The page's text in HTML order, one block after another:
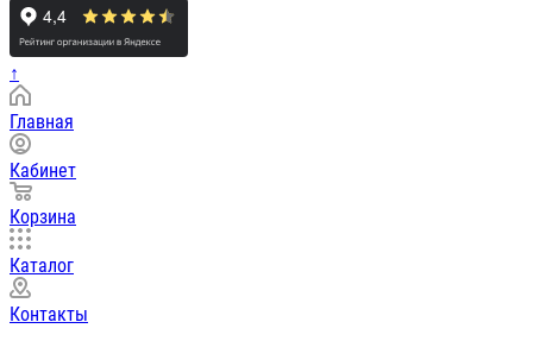
↑
Главная
Кабинет
Корзина
Каталог
Контакты